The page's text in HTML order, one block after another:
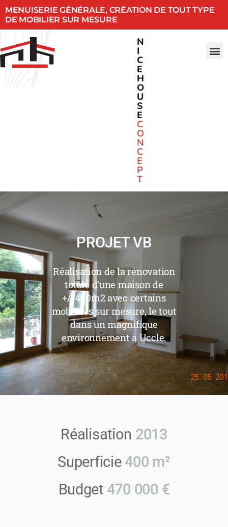
MENUISERIE GÉNÉRALE, CRÉATION DE TOUT TYPE
DE MOBILIER SUR MESURE
N
I
C
E
H
O
U
S
E
C
O
N
C
E
P
T
PROJET VB
Réalisation de la rénovation
totale d’une maison de
+/-400m2 avec certains
mobiliers sur mesure, le tout
dans un magnifique
environnement à Uccle.
Réalisation 2013
Superficie 400 m²
Budget 470 000 €